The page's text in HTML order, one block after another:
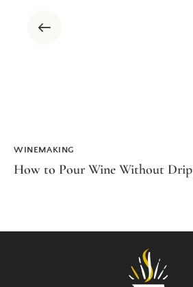
WINEMAKING
How to Pour Wine Without